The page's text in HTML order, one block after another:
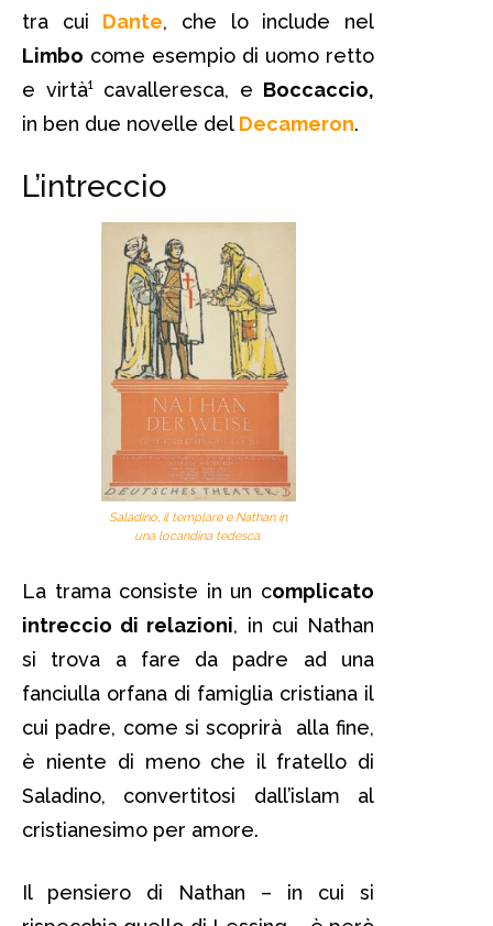
tra cui Dante, che lo include nel
Limbo come esempio di uomo retto
e virtà¹ cavalleresca, e Boccaccio,
in ben due novelle del Decameron.
L’intreccio
Saladino, il templare e Nathan in
una locandina tedesca.
La trama consiste in un complicato
intreccio di relazioni, in cui Nathan
si trova a fare da padre ad una
fanciulla orfana di famiglia cristiana il
cui padre, come si scoprirà alla fine,
è niente di meno che il fratello di
Saladino, convertitosi dall’islam al
cristianesimo per amore.
Il pensiero di Nathan – in cui si